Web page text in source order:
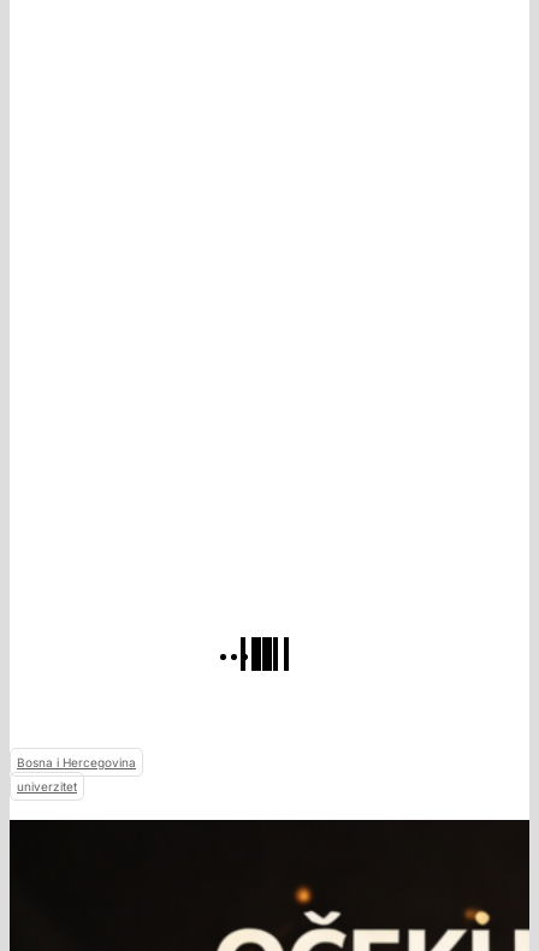
Bosna i Hercegovina
univerzitet